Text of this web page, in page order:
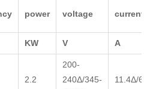
power voltage current
KW V A
2.2
200-
240Δ/345-
11.4Δ/